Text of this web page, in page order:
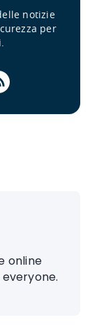
notizie
per
online